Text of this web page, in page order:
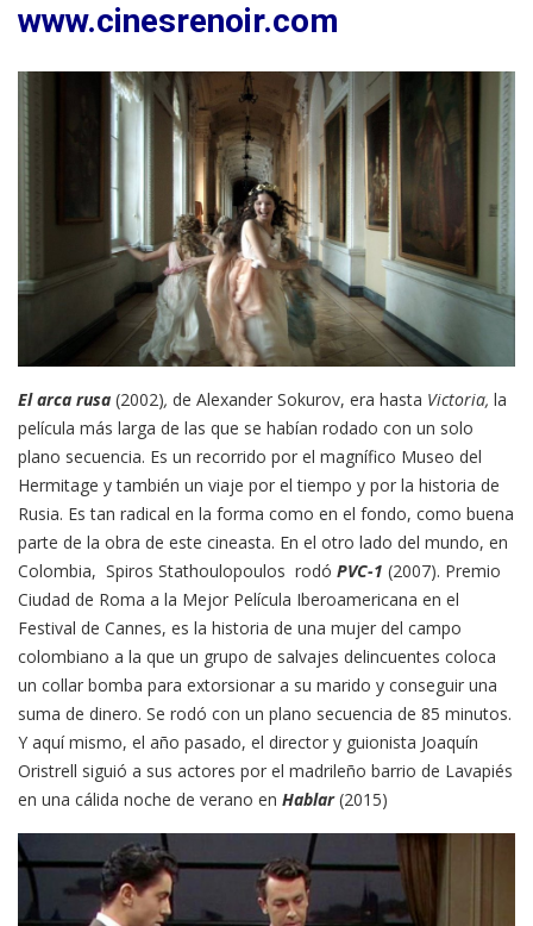
www.cinesrenoir.com
El arca rusa (2002), de Alexander Sokurov, era hasta Victoria, la
película más larga de las que se habían rodado con un solo
plano secuencia. Es un recorrido por el magnífico Museo del
Hermitage y también un viaje por el tiempo y por la historia de
Rusia. Es tan radical en la forma como en el fondo, como buena
parte de la obra de este cineasta. En el otro lado del mundo, en
Colombia, Spiros Stathoulopoulos rodó PVC-1 (2007). Premio
Ciudad de Roma a la Mejor Película Iberoamericana en el
Festival de Cannes, es la historia de una mujer del campo
colombiano a la que un grupo de salvajes delincuentes coloca
un collar bomba para extorsionar a su marido y conseguir una
suma de dinero. Se rodó con un plano secuencia de 85 minutos.
Y aquí mismo, el año pasado, el director y guionista Joaquín
Oristrell siguió a sus actores por el madrileño barrio de Lavapiés
en una cálida noche de verano en Hablar (2015)